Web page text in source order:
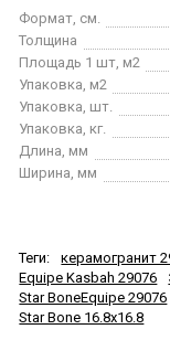
Формат, см.
Толщина
Площадь 1 шт, м2
Упаковка, м2
Упаковка, шт.
Упаковка, кг.
Длина, мм
Ширина, мм
Теги:
керамогранит
Equipe Kasbah 29076
Star BoneEquipe 29076
Star Bone 16.8x16.8